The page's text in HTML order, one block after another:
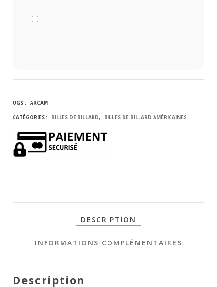
UGS : ARCAM
CATÉGORIES : BILLES DE BILLARD, BILLES DE BILLARD AMÉRICAINES
DESCRIPTION
INFORMATIONS COMPLÉMENTAIRES
Description